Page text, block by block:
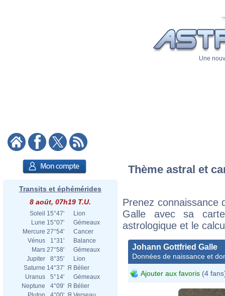
Une
Transits et éphémérides
8 août, 07h19 T.U.
Soleil 15°47'
Lion
Lune 15°07'
Gémeaux
Mercure 27°54'
Cancer
Vénus
1°31'
Balance
Mars 27°58'
Gémeaux
Jupiter
8°35'
Lion
Saturne 14°37' Я Bélier
Uranus
5°14'
Gémeaux
Neptune
4°09' Я Bélier
Thème astral et
Prenez connaissance
Galle avec sa
astrologique et le
Johann Gottfried Galle
Données de naissance et
Ajouter aux favoris (4